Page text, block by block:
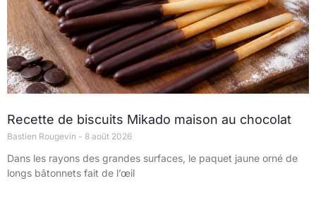
Recette de biscuits Mikado maison au chocolat
Bastien Rougevin 8 août 2026
Dans les rayons des grandes surfaces, le paquet jaune orné de
longs bâtonnets fait de l’œil